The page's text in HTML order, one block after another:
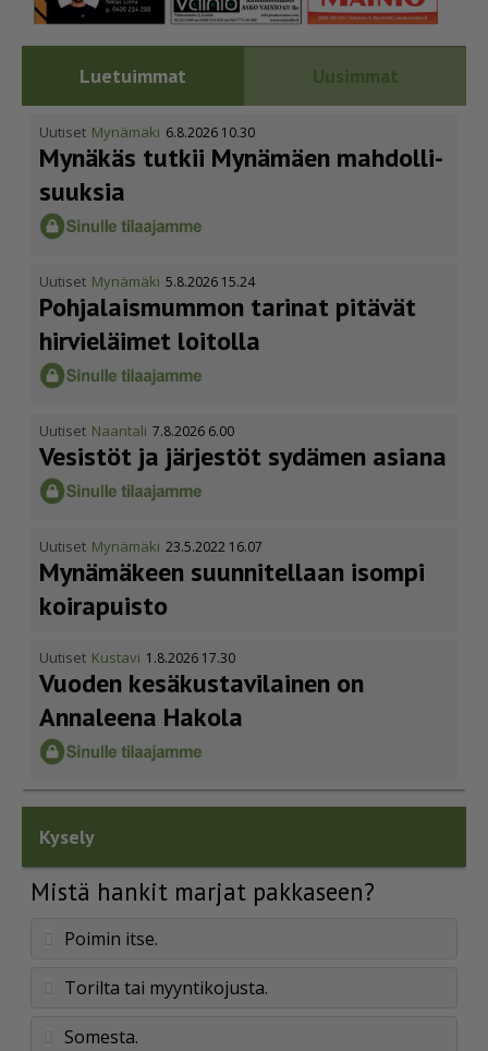
Luetuimmat Uusimmat
Uutiset Mynämäki 6.8.2026 10.30
Mynäkäs tutkii Mynämäen mahdol­li­
suuksia
Uutiset Mynämäki 5.8.2026 15.24
Pohja­lais­mummon tarinat pitävät
hirvieläimet loitolla
Uutiset Naantali 7.8.2026 6.00
Vesistöt ja järjestöt sydämen asiana
Uutiset Mynämäki 23.5.2022 16.07
Mynämäkeen suunnitellaan isompi
koirapuisto
Uutiset Kustavi 1.8.2026 17.30
Vuoden kesäkus­ta­vi­lainen on
Annaleena Hakola
Kysely
Mistä hankit marjat pakkaseen?
Poimin itse.
Torilta tai myyntikojusta.
Somesta.